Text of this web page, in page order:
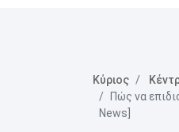
Κύριος
Πώς να
News]